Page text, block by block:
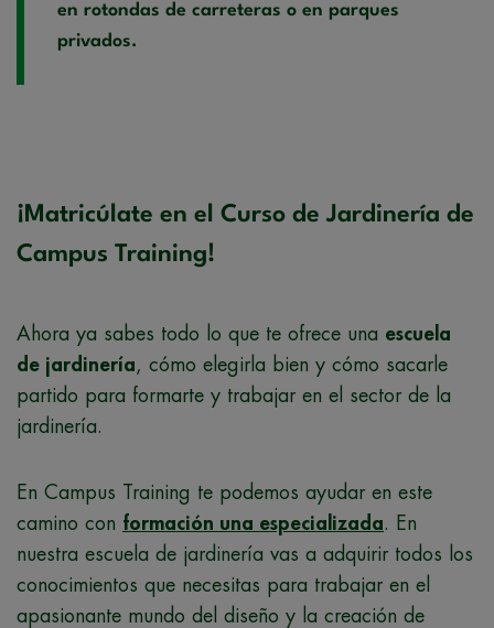
en rotondas de carreteras o en parques
privados.
¡Matricúlate en el Curso de Jardinería de
Campus Training!
Ahora ya sabes todo lo que te ofrece una escuela
de jardinería, cómo elegirla bien y cómo sacarle
partido para formarte y trabajar en el sector de la
jardinería.
En Campus Training te podemos ayudar en este
camino con formación una especializada. En
nuestra escuela de jardinería vas a adquirir todos los
conocimientos que necesitas para trabajar en el
apasionante mundo del diseño y la creación de